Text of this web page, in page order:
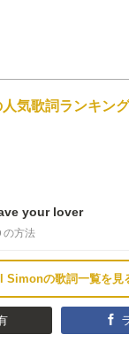
気歌詞ランキン
your lover
の方法
Simonの歌詞一覧を見